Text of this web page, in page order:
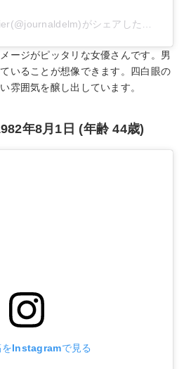
ージがピッタリな女優さんです。男
いることが想像できます。四白眼の
雰囲気を醸し出しています。
年8月1日 (年齢 44歳)
をInstagramで見る